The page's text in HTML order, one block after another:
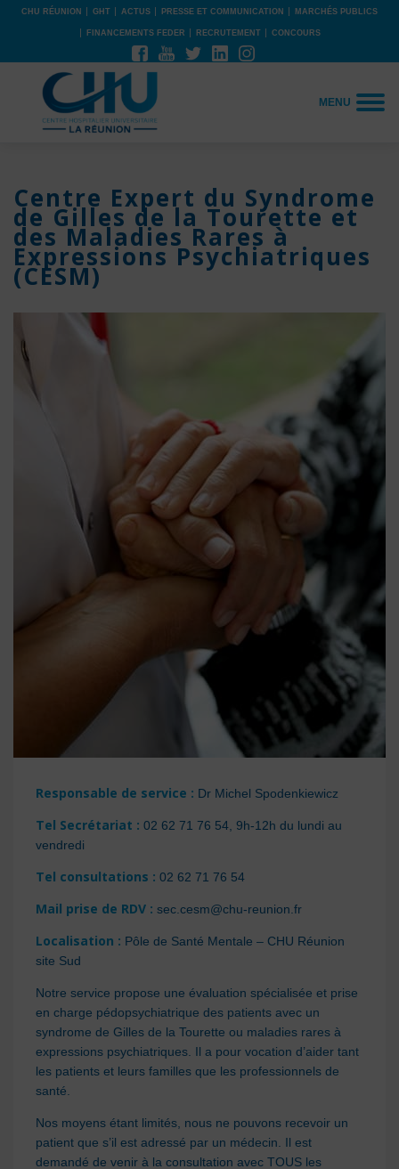
CHU RÉUNION GHT ACTUS PRESSE ET COMMUNICATION MARCHÉS PUBLICS
FINANCEMENTS FEDER RECRUTEMENT CONCOURS
MENU
Centre Expert du Syndrome
de Gilles de la Tourette et
des Maladies Rares à
Expressions Psychiatriques
(CESM)
Responsable de service : Dr Michel Spodenkiewicz
Tel Secrétariat : 02 62 71 76 54, 9h-12h du lundi au
vendredi
Tel consultations : 02 62 71 76 54
Mail prise de RDV : sec.cesm@chu-reunion.fr
Localisation : Pôle de Santé Mentale – CHU Réunion
site Sud
Notre service propose une évaluation spécialisée et prise
en charge pédopsychiatrique des patients avec un
syndrome de Gilles de la Tourette ou maladies rares à
expressions psychiatriques. Il a pour vocation d’aider tant
les patients et leurs familles que les professionnels de
santé.
Nos moyens étant limités, nous ne pouvons recevoir un
patient que s’il est adressé par un médecin. Il est
demandé de venir à la consultation avec TOUS les